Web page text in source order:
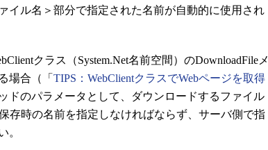
イル名＞部分で指定された名前が自動的に使用され
クラス（System.Net名前空間）のDownloadFileメ
場合（「 TIPS：WebClientクラスでWebページを取得
ドのパラメータとして、ダウンロードするファイル
存時の名前を指定しなければならず、サーバ側で指
。